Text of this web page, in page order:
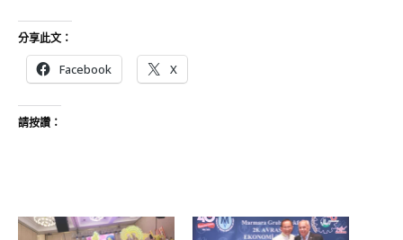
分享此文：
Facebook X
請按讚：